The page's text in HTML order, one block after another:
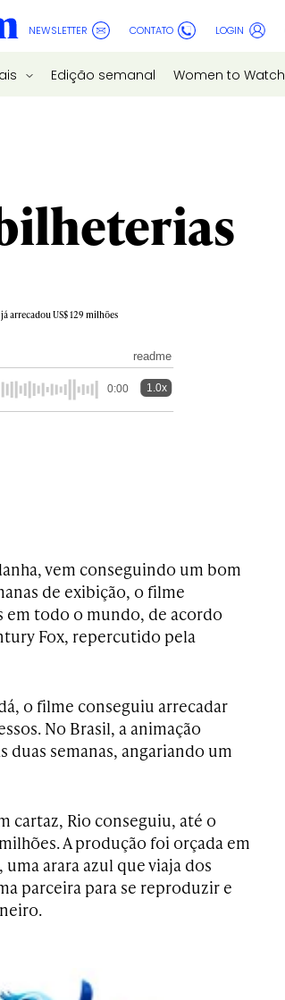
NEWSLETTER CONTATO LOGIN
Edição semanal Women to Watch
arrecadou US$ 129 milhões
readme
0:00 1.0x
vem conseguindo um bom
de exibição, o filme
todo o mundo, de acordo
Fox, repercutido pela
o filme conseguiu arrecadar
No Brasil, a animação
semanas, angariando um
cartaz, Rio conseguiu, até o
A produção foi orçada em
arara azul que viaja dos
parceira para se reproduzir e